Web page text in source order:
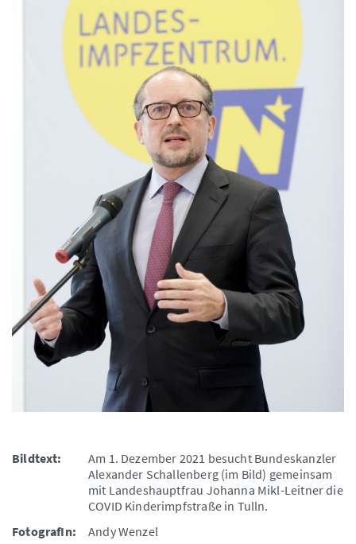
Bildtext:
Am 1. Dezember 2021 besucht Bundeskanzler
Alexander Schallenberg (im Bild) gemeinsam
mit Landeshauptfrau Johanna Mikl-Leitner die
COVID Kinderimpfstraße in Tulln.
FotografIn:
Andy Wenzel